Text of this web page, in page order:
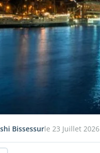
Bissessurle 23 Juillet 2026